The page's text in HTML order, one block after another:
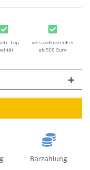
Top
versandkostenfrei
ab 500 Euro
Barzahlung